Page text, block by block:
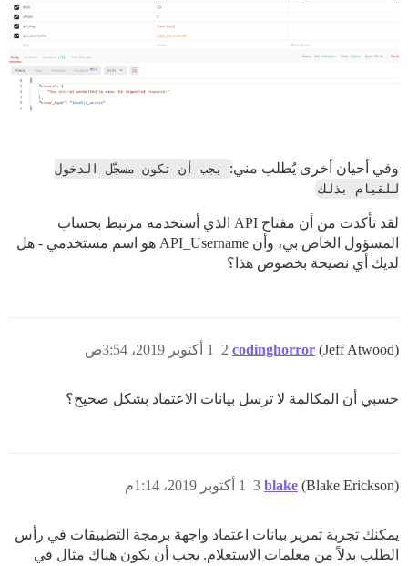
وفي أحيان أخرى يُطلب مني:
للقيام بذلك
لقد تأكدت من أن مفتاح API الذي أستخدمه مرتبط بحساب
المسؤول الخاص بي، وأن API_Username هو اسم مستخدمي - هل
لديك أي نصيحة بخصوص هذا؟
codinghorror (Jeff Atwood) 1 أكتوبر 2019، 3:54ص 2
حسبي أن المكالمة لا ترسل بيانات الاعتماد بشكل صحيح؟
blake (Blake Erickson) 1 أكتوبر 2019، 1:14م 3
يمكنك تجربة تمرير بيانات اعتماد واجهة برمجة التطبيقات في رأس
الطلب بدلاً من معلمات الاستعلام. يجب أن يكون هناك مثال في